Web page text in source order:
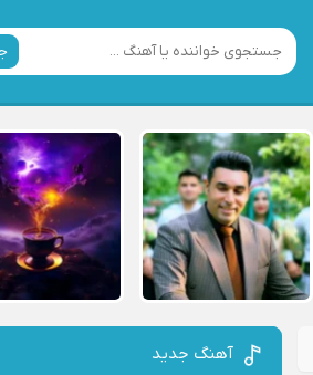
آهنگ جدید